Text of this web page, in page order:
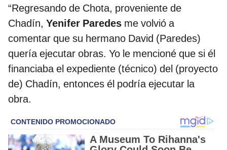
“Regresando de Chota, proveniente de
Chadín, Yenifer Paredes me volvió a
comentar que su hermano David (Paredes)
quería ejecutar obras. Yo le mencioné que si él
financiaba el expediente (técnico) del (proyecto
de) Chadín, entonces él podría ejecutar la
obra.